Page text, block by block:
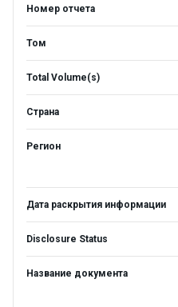
Номер отчета
Том
Total Volume(s)
Страна
Регион
Дата раскрытия информации
Disclosure Status
Название документа